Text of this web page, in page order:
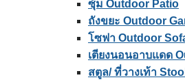
ซุ้ม Outdoor Patio
ถังขยะ Outdoor
โซฟา Outdoor
เตียงนอนอาบแดด
สตูล/ ที่วางเท้า Stool